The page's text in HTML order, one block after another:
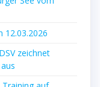
12.03.2026
zeichnet